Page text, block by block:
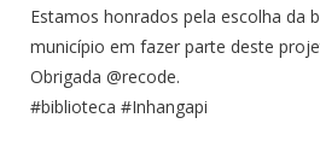
Estamos honrados pela escolha da
município em fazer parte deste
Obrigada @recode.
#biblioteca #Inhangapi